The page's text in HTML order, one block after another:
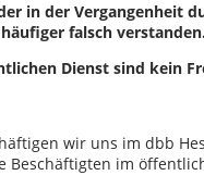
in der Vergangenheit
falsch
Dienst sind kein
wir uns im dbb
Beschäftigten im